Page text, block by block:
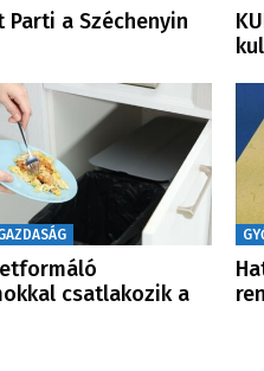
Parti a Széchenyin
csatlakozik a